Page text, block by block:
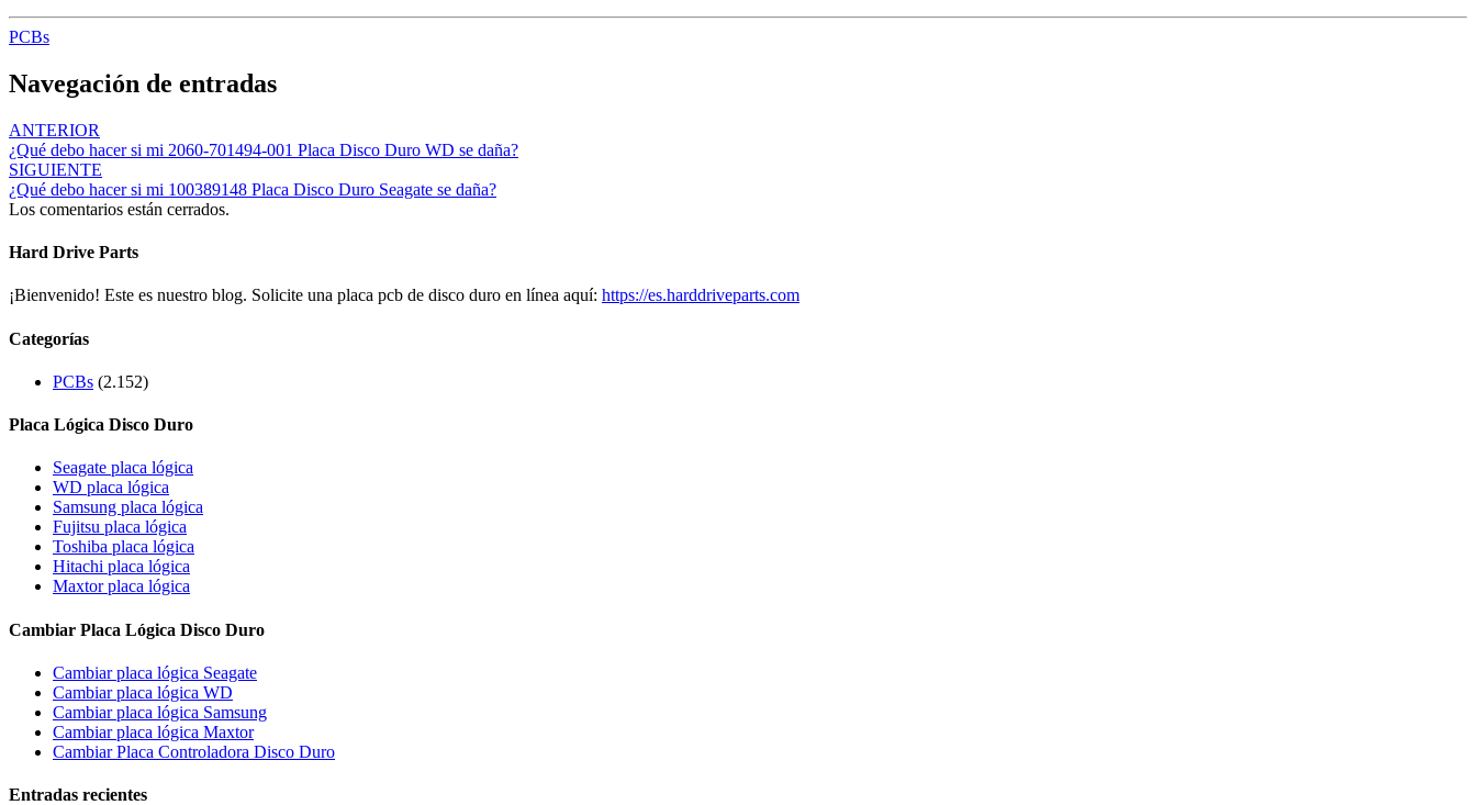
PCBs
Navegación de entradas
ANTERIOR
¿Qué debo hacer si mi 2060-701494-001 Placa Disco Duro WD se daña?
SIGUIENTE
¿Qué debo hacer si mi 100389148 Placa Disco Duro Seagate se daña?
Los comentarios están cerrados.
Hard Drive Parts
¡Bienvenido! Este es nuestro blog. Solicite una placa pcb de disco duro en línea aquí: https://es.harddriveparts.com
Categorías
PCBs (2.152)
Placa Lógica Disco Duro
Seagate placa lógica
WD placa lógica
Samsung placa lógica
Fujitsu placa lógica
Toshiba placa lógica
Hitachi placa lógica
Maxtor placa lógica
Cambiar Placa Lógica Disco Duro
Cambiar placa lógica Seagate
Cambiar placa lógica WD
Cambiar placa lógica Samsung
Cambiar placa lógica Maxtor
Cambiar Placa Controladora Disco Duro
Entradas recientes